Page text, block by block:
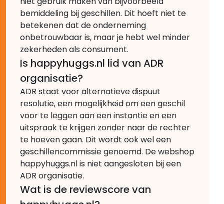
bemiddeling bij geschillen. Dit hoeft niet te
betekenen dat de onderneming
onbetrouwbaar is, maar je hebt wel minder
zekerheden als consument.
Is happyhuggs.nl lid van ADR
organisatie?
ADR staat voor alternatieve dispuut
resolutie, een mogelijkheid om een geschil
voor te leggen aan een instantie en een
uitspraak te krijgen zonder naar de rechter
te hoeven gaan. Dit wordt ook wel een
geschillencommissie genoemd. De webshop
happyhuggs.nl is niet aangesloten bij een
ADR organisatie.
Wat is de reviewscore van